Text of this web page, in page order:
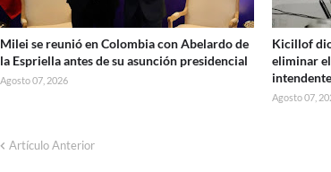
Milei se reunió en Colombia con Abelardo de
la Espriella antes de su asunción presidencial
Agosto 07, 2026
Kicillof
eliminar
Agosto 07,
Artículo Anterior